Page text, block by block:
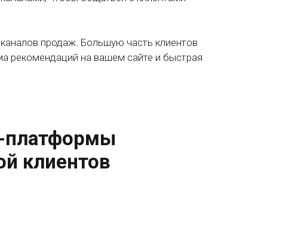
продаж. Большую часть клиентов
рекомендаций на вашем сайте и быстрая
платформы
клиентов